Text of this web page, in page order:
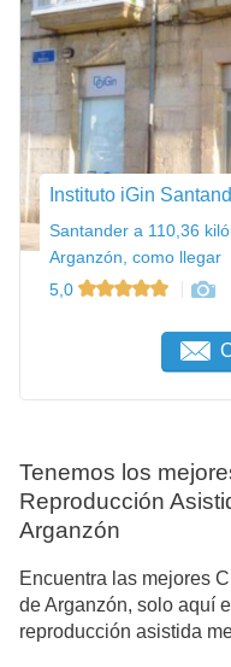
Instituto iGin
Santander a 110,36
Arganzón, como llegar
5,0
Tenemos los
Reproducción
Arganzón
Encuentra las mejores
de Arganzón, solo aquí
reproducción asistida